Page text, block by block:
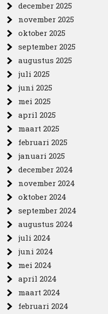
december 2025
november 2025
oktober 2025
september 2025
augustus 2025
juli 2025
juni 2025
mei 2025
april 2025
maart 2025
februari 2025
januari 2025
december 2024
november 2024
oktober 2024
september 2024
augustus 2024
juli 2024
juni 2024
mei 2024
april 2024
maart 2024
februari 2024